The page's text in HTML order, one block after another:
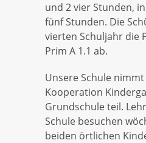
und 2 vier Stunden,
fünf Stunden. Die
vierten Schuljahr die
Prim A 1.1 ab.
Unsere Schule
Kooperation
Grundschule teil.
Schule besuchen
beiden örtlichen